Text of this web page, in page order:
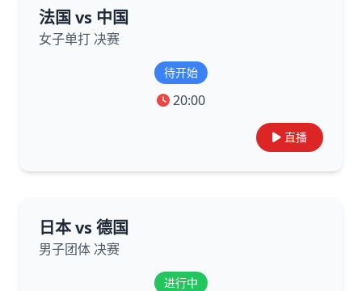
法国 vs 中国
女子单打 决赛
待开始
20:00
直播
日本 vs 德国
男子团体 决赛
进行中